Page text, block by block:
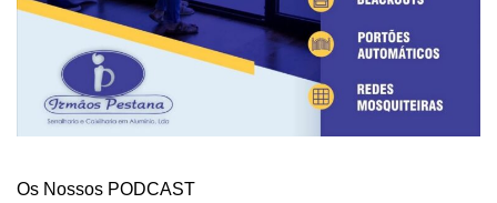
Os Nossos PODCAST